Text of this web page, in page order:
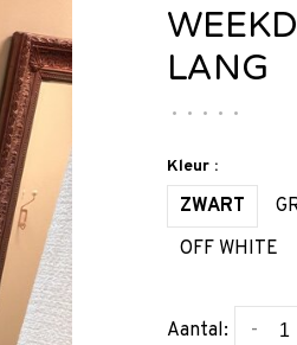
LANG
• • • • •
Kleur :
ZWART
OFF WHITE
Aantal: -